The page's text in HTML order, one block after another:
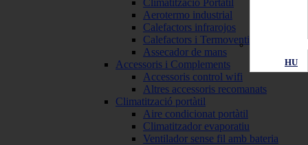
HU
Climatització Portàtil
Aerotermo industrial
Calefactors infrarojos
Calefactors i Termoventiladors
Assecador de mans
Accessoris i Complements
Accessoris control wifi
Altres accessoris recomanats
Climatització portàtil
Aire condicionat portàtil
Climatitzador evaporatiu
Ventilador sense fil amb bateria